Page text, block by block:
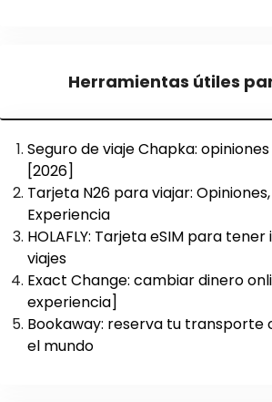
Herramientas útiles
Seguro de viaje Chapka:
[2026]
Tarjeta N26 para viajar:
Experiencia
HOLAFLY: Tarjeta eSIM para
viajes
Exact Change: cambiar dinero
experiencia]
Bookaway: reserva tu transporte
el mundo